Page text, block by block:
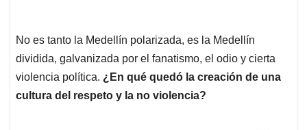
No es tanto la Medellín polarizada, es la Medellín
dividida, galvanizada por el fanatismo, el odio y cierta
violencia política. ¿En qué quedó la creación de una
cultura del respeto y la no violencia?